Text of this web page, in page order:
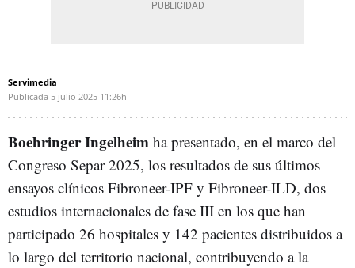
Servimedia
Publicada 5 julio 2025 11:26h
Boehringer Ingelheim ha presentado, en el marco del
Congreso Separ 2025, los resultados de sus últimos
ensayos clínicos Fibroneer-IPF y Fibroneer-ILD, dos
estudios internacionales de fase III en los que han
participado 26 hospitales y 142 pacientes distribuidos a
lo largo del territorio nacional, contribuyendo a la